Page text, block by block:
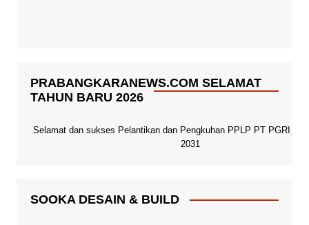
PRABANGKARANEWS.COM SELAMAT
TAHUN BARU 2026
Selamat dan sukses Pelantikan dan Pengkuhan PPLP PT PGRI
2031
SOOKA DESAIN & BUILD